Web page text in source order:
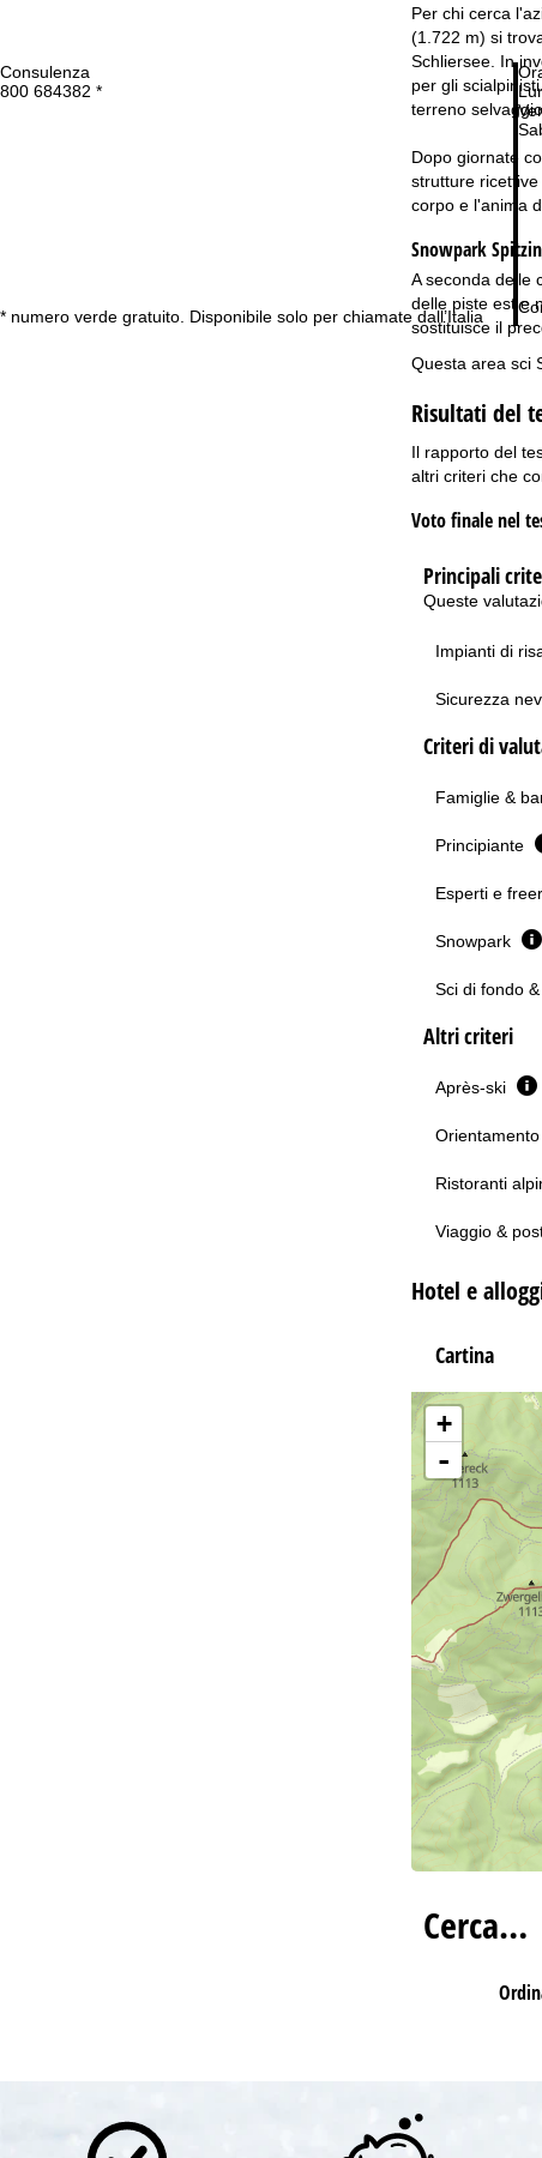
Consulenza
800 684382 *
* numero verde gratuito. Disponibile solo per chiamate dall’Italia
Per chi cerca
(1.722 m) si
Schliersee. In
per gli
terreno
Dopo giornate
strutture
corpo e l'anima
Snowpark
A seconda delle
delle piste est e
sostituisce il
Questa area sci
Risultati del
Il rapporto del
altri criteri che
Voto finale nel
Principali
Queste
Impianti di
Sicurezza
Criteri di
Famiglie &
Principiante
Esperti e
Snowpark
Sci di fondo
Altri criteri
Après-ski
Ristoranti
Viaggio &
Hotel e
Cartina
+
-
Cerca…